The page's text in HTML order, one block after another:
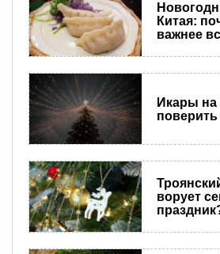
Китая:
важнее
Икары на
ворует